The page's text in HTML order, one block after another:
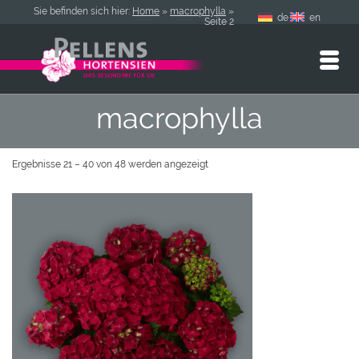
Sie befinden sich hier: Home » macrophylla »
Seite 2
de en
macrophylla
Ergebnisse 21 – 40 von 48 werden angezeigt